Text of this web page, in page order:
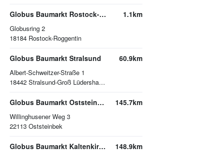
Globus Baumarkt Rostock-Roggentin
Globusring 2
18184 Rostock-Roggentin
1.1km
Globus Baumarkt Stralsund
Albert-Schweitzer-Straße 1
18442 Stralsund-Groß Lüdershagen
60.9km
Globus Baumarkt Oststeinbek
Willinghusener Weg 3
22113 Oststeinbek
145.7km
Globus Baumarkt Kaltenkirchen 148.9km